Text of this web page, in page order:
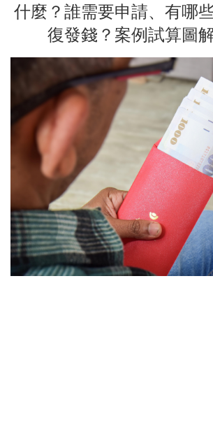
什麼？誰需要申請、有哪
復發錢？案例試算圖